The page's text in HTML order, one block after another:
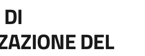
DEL